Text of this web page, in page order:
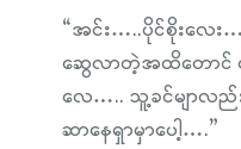
“အင်း…..ပိုင်စိုးလေး
ဆွေလာတဲ့အထိတောင်
လေ….. သူ့ခင်မျာလည်း
ဆာနေရှာမှာပေါ့….”